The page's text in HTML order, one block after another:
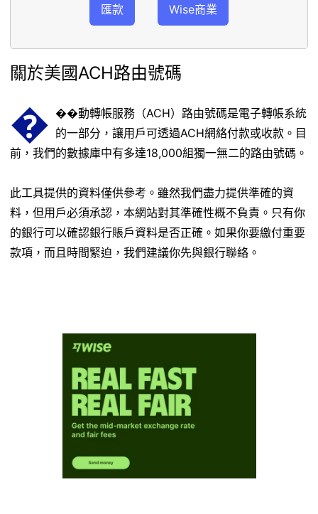
匯款 Wise商業
關於美國ACH路由號碼
� ��動轉帳服務（ACH）路由號碼是電子轉帳系統
的一部分，讓用戶可透過ACH網絡付款或收款。目
前，我們的數據庫中有多達18,000組獨一無二的路由號碼。
此工具提供的資料僅供參考。雖然我們盡力提供準確的資
料，但用戶必須承認，本網站對其準確性概不負責。只有你
的銀行可以確認銀行賬戶資料是否正確。如果你要繳付重要
款項，而且時間緊迫，我們建議你先與銀行聯絡。